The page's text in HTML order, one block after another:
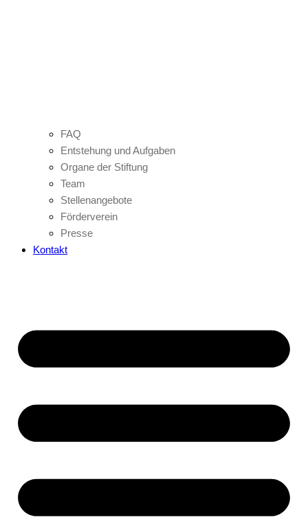
FAQ
Entstehung und Aufgaben
Organe der Stiftung
Team
Stellenangebote
Förderverein
Presse
Kontakt